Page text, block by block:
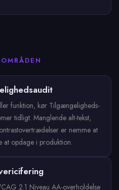
funktion, kør Tilgængeligheds-
tidligt. Manglende alt-tekst,
er nemme at
at opdage i produktion.
2.1 Niveau AA-overholdelse